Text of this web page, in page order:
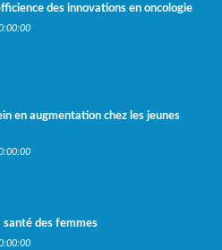
des innovations en oncologie
en augmentation chez les jeunes
santé des femmes